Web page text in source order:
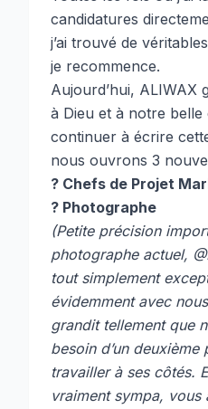
candidatures
j’ai trouvé de
je recommence.
Aujourd’hui, ALIWAX
à Dieu et à notre
continuer à écrire
nous ouvrons 3
? Chefs de Projet
? Photographe
(Petite précision
photographe actuel,
tout simplement
évidemment avec
grandit tellement que
besoin d’un
travailler à ses côtés.
vraiment sympa, vous